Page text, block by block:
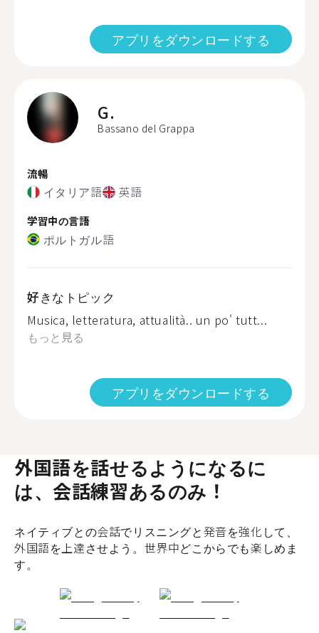
アプリをダウンロードする
G.
Bassano del Grappa
流暢
イタリア語 英語
学習中の言語
ポルトガル語
好きなトピック
Musica, letteratura, attualità.. un po' tutt...
もっと見る
アプリをダウンロードする
外国語を話せるようになるに
は、会話練習あるのみ！
ネイティブとの会話でリスニングと発音を強化して、
外国語を上達させよう。世界中どこからでも楽しめま
す。